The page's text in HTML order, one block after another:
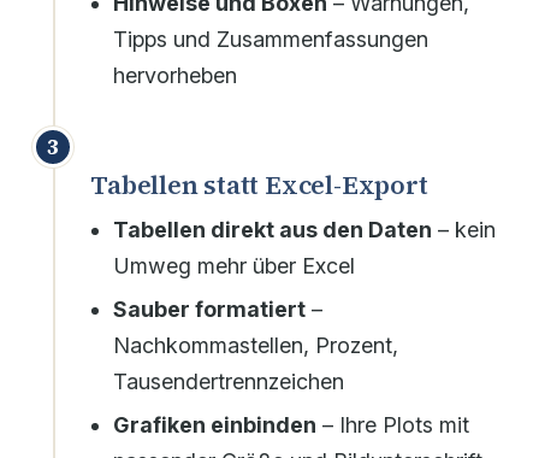
Tipps und Zusammenfassungen
hervorheben
3
Tabellen statt Excel-Export
Tabellen direkt aus den Daten – kein
Umweg mehr über Excel
Sauber formatiert–
Nachkommastellen, Prozent,
Tausendertrennzeichen
Grafiken einbinden – Ihre Plots mit